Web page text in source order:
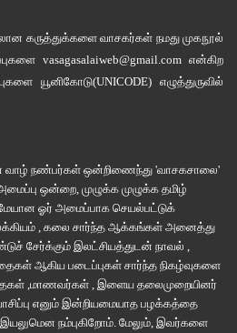
உலக சினிமா ரசிகர்களுக்கு அறிமுகமான
-ன் ‘Perfume’ என்கிற நாவலை தழுவிய
இசையும், நடிப்பும் சினிமா
பட்டியலில் ஒன்றாக
கருத்துக்களை வாசகர்கள் நமது முகநூல்
vasagasalaiweb@gmail.com என்கிற
யூனிகோடு(UNICODE)எழுத்துருவில்
வாழ் நண்பர்கள் ஒன்றிணைந்து 'வாசகசாலை'
ஒன்றை, முழுக்க முழுக்க தமிழ்
ஓர் அமைப்பாக செயல்பட்டுக்
, கலை சார்ந்த ஆக்கங்கள் அனைத்து
சேர்க்கும் இலட்சியத்துடன் நாவல் ,
ஆகிய படைப்புகள் சார்ந்த நிகழ்வுகளை
,மாணவர்கள் , இளைய தலைமுறையினர்
எனும் இன்றியமையாத பழக்கத்தை
நம்புகிறோம். மேலும், இவர்களை